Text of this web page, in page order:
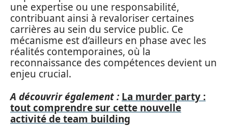
une expertise ou une responsabilité,
contribuant ainsi à revaloriser certaines
carrières au sein du service public. Ce
mécanisme est d’ailleurs en phase avec les
réalités contemporaines, où la
reconnaissance des compétences devient un
enjeu crucial.
A découvrir également : La murder party :
tout comprendre sur cette nouvelle
activité de team building